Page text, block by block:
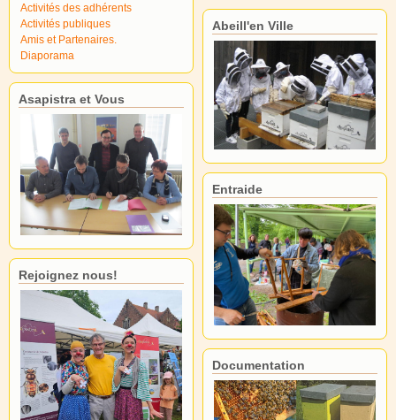
Activités des adhérents
Activités publiques
Amis et Partenaires.
Diaporama
Asapistra et Vous
Rejoignez nous!
Abeill'en Ville
Entraide
Documentation